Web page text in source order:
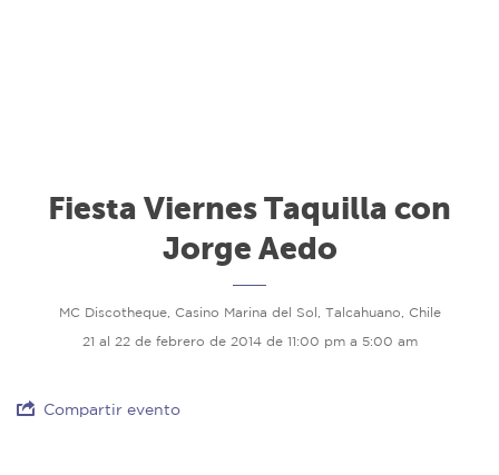
Fiesta Viernes Taquilla con
Jorge Aedo
MC Discotheque, Casino Marina del Sol, Talcahuano, Chile
21 al 22 de febrero de 2014 de 11:00 pm a 5:00 am
Compartir evento